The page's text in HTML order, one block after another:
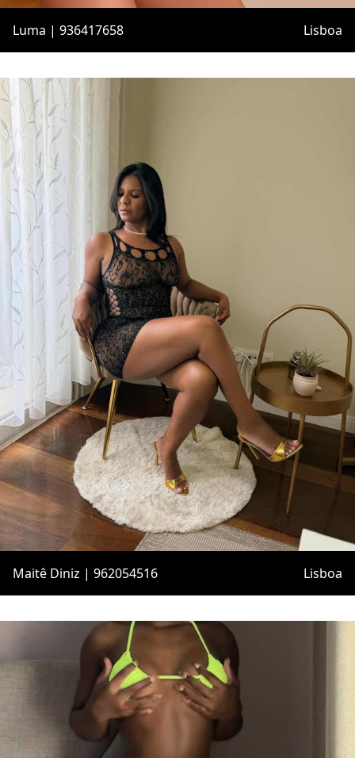
Luma | 936417658 Lisboa
Maitê Diniz | 962054516 Lisboa